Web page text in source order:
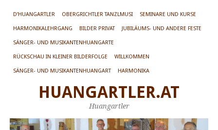
D’HUANGARTLER OBERGRICHTLER TANZLMUSI SEMINARE UND KURSE
HARMONIKALEHRGANG BILDER PRIVAT JUBILÄUMS- UND ANDERE FESTE
SÄNGER- UND MUSIKANTENHUANGARTE
RÜCKSCHAU IN KLEINER BILDERFOLGE WILLKOMMEN
SÄNGER- UND MUSIKANTENHUANGART HARMONIKA
HUANGARTLER.AT
Huangartler